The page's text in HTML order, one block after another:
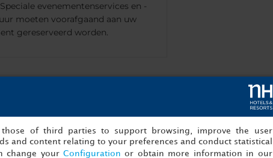
evenementenservices en -
moeten voorafgaand aan uw
gereserveerd worden.
nu met organiseren!
of third parties to support browsing, improve the user
and content relating to your preferences and conduct statistical
change your Configuration or obtain more information in our